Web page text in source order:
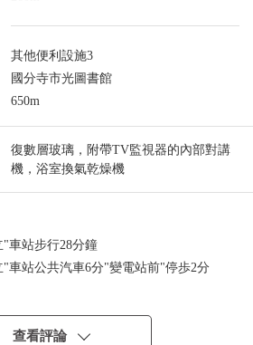
其他便利設施3
國分寺市光圖書館
650m
復數層玻璃，附帶TV監視器的內部對講
機，浴室換氣乾燥機
車站步行28分鐘
車站公共汽車6分"變電站前"停歩2分
方公尺(約34.80坪)
查看評論